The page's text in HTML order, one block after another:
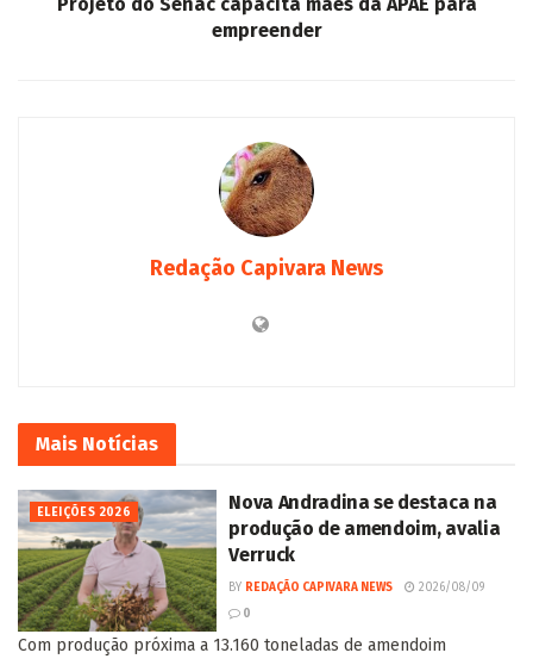
empreender
Redação Capivara News
Mais Notícias
ELEIÇÕES 2026
Nova Andradina se destaca na
produção de amendoim, avalia
Verruck
BY REDAÇÃO CAPIVARA NEWS
2026/08/09
0
Com produção próxima a 13.160 toneladas de amendoim